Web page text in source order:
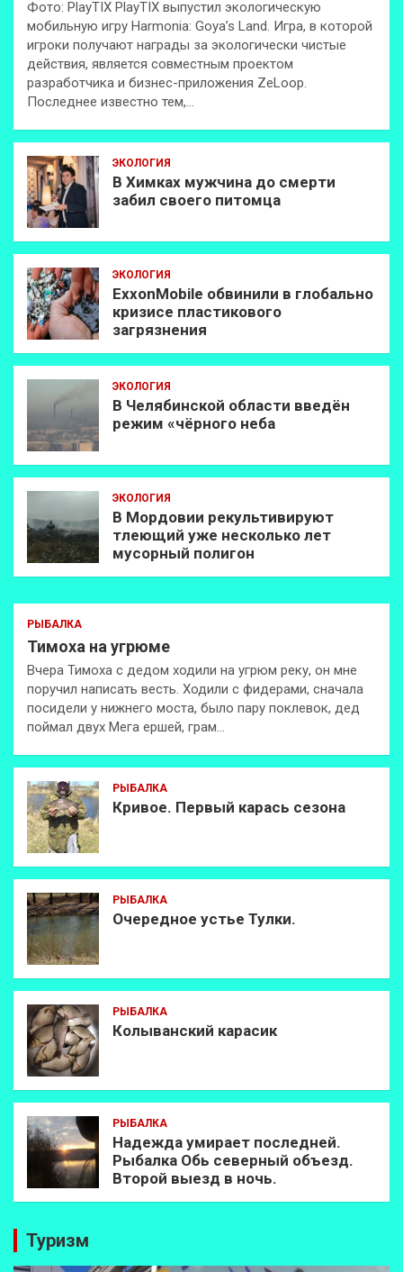
Фото: PlayTIX PlayTIX выпустил экологическую
мобильную игру Harmonia: Goya’s Land. Игра, в которой
игроки получают награды за экологически чистые
действия, является совместным проектом
разработчика и бизнес-приложения ZeLoop.
Последнее известно тем,…
ЭКОЛОГИЯ
В Химках мужчина до смерти
забил своего питомца
ЭКОЛОГИЯ
ExxonMobilе обвинили в глобально
кризисе пластикового
загрязнения
ЭКОЛОГИЯ
В Челябинской области введён
режим «чёрного неба
ЭКОЛОГИЯ
В Мордовии рекультивируют
тлеющий уже несколько лет
мусорный полигон
РЫБАЛКА
Тимоха на угрюме
Вчера Тимоха с дедом ходили на угрюм реку, он мне
поручил написать весть. Ходили с фидерами, сначала
посидели у нижнего моста, было пару поклевок, дед
поймал двух Мега ершей, грам…
РЫБАЛКА
Кривое. Первый карась сезона
РЫБАЛКА
Очередное устье Тулки.
РЫБАЛКА
Колыванский карасик
РЫБАЛКА
Надежда умирает последней.
Рыбалка Обь северный объезд.
Второй выезд в ночь.
Туризм